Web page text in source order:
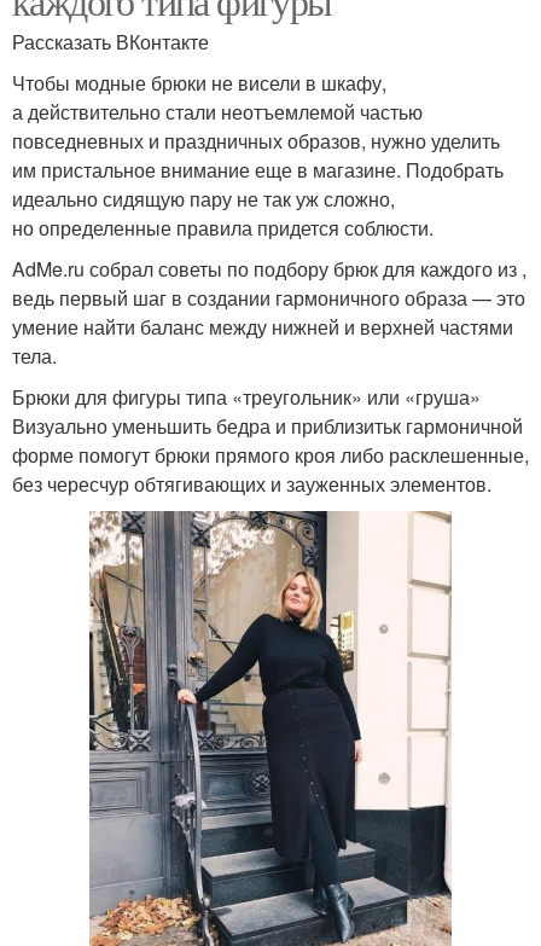
Рассказать ВКонтакте
Чтобы модные брюки не висели в шкафу,
а действительно стали неотъемлемой частью
повседневных и праздничных образов, нужно уделить
им пристальное внимание еще в магазине. Подобрать
идеально сидящую пару не так уж сложно,
но определенные правила придется соблюсти.
AdMe.ru собрал советы по подбору брюк для каждого из ,
ведь первый шаг в создании гармоничного образа — это
умение найти баланс между нижней и верхней частями
тела.
Брюки для фигуры типа «треугольник» или «груша»
Визуально уменьшить бедра и приблизитьк гармоничной
форме помогут брюки прямого кроя либо расклешенные,
без чересчур обтягивающих и зауженных элементов.